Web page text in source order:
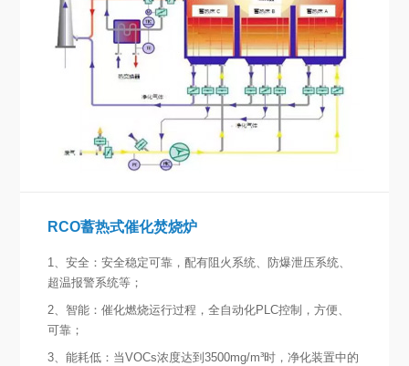
RCO蓄热式催化焚烧炉
1、安全：安全稳定可靠，配有阻火系统、防爆泄压系统、
超温报警系统等；
2、智能：催化燃烧运行过程，全自动化PLC控制，方便、
可靠；
3、能耗低：当VOCs浓度达到3500mg/m³时，净化装置中的